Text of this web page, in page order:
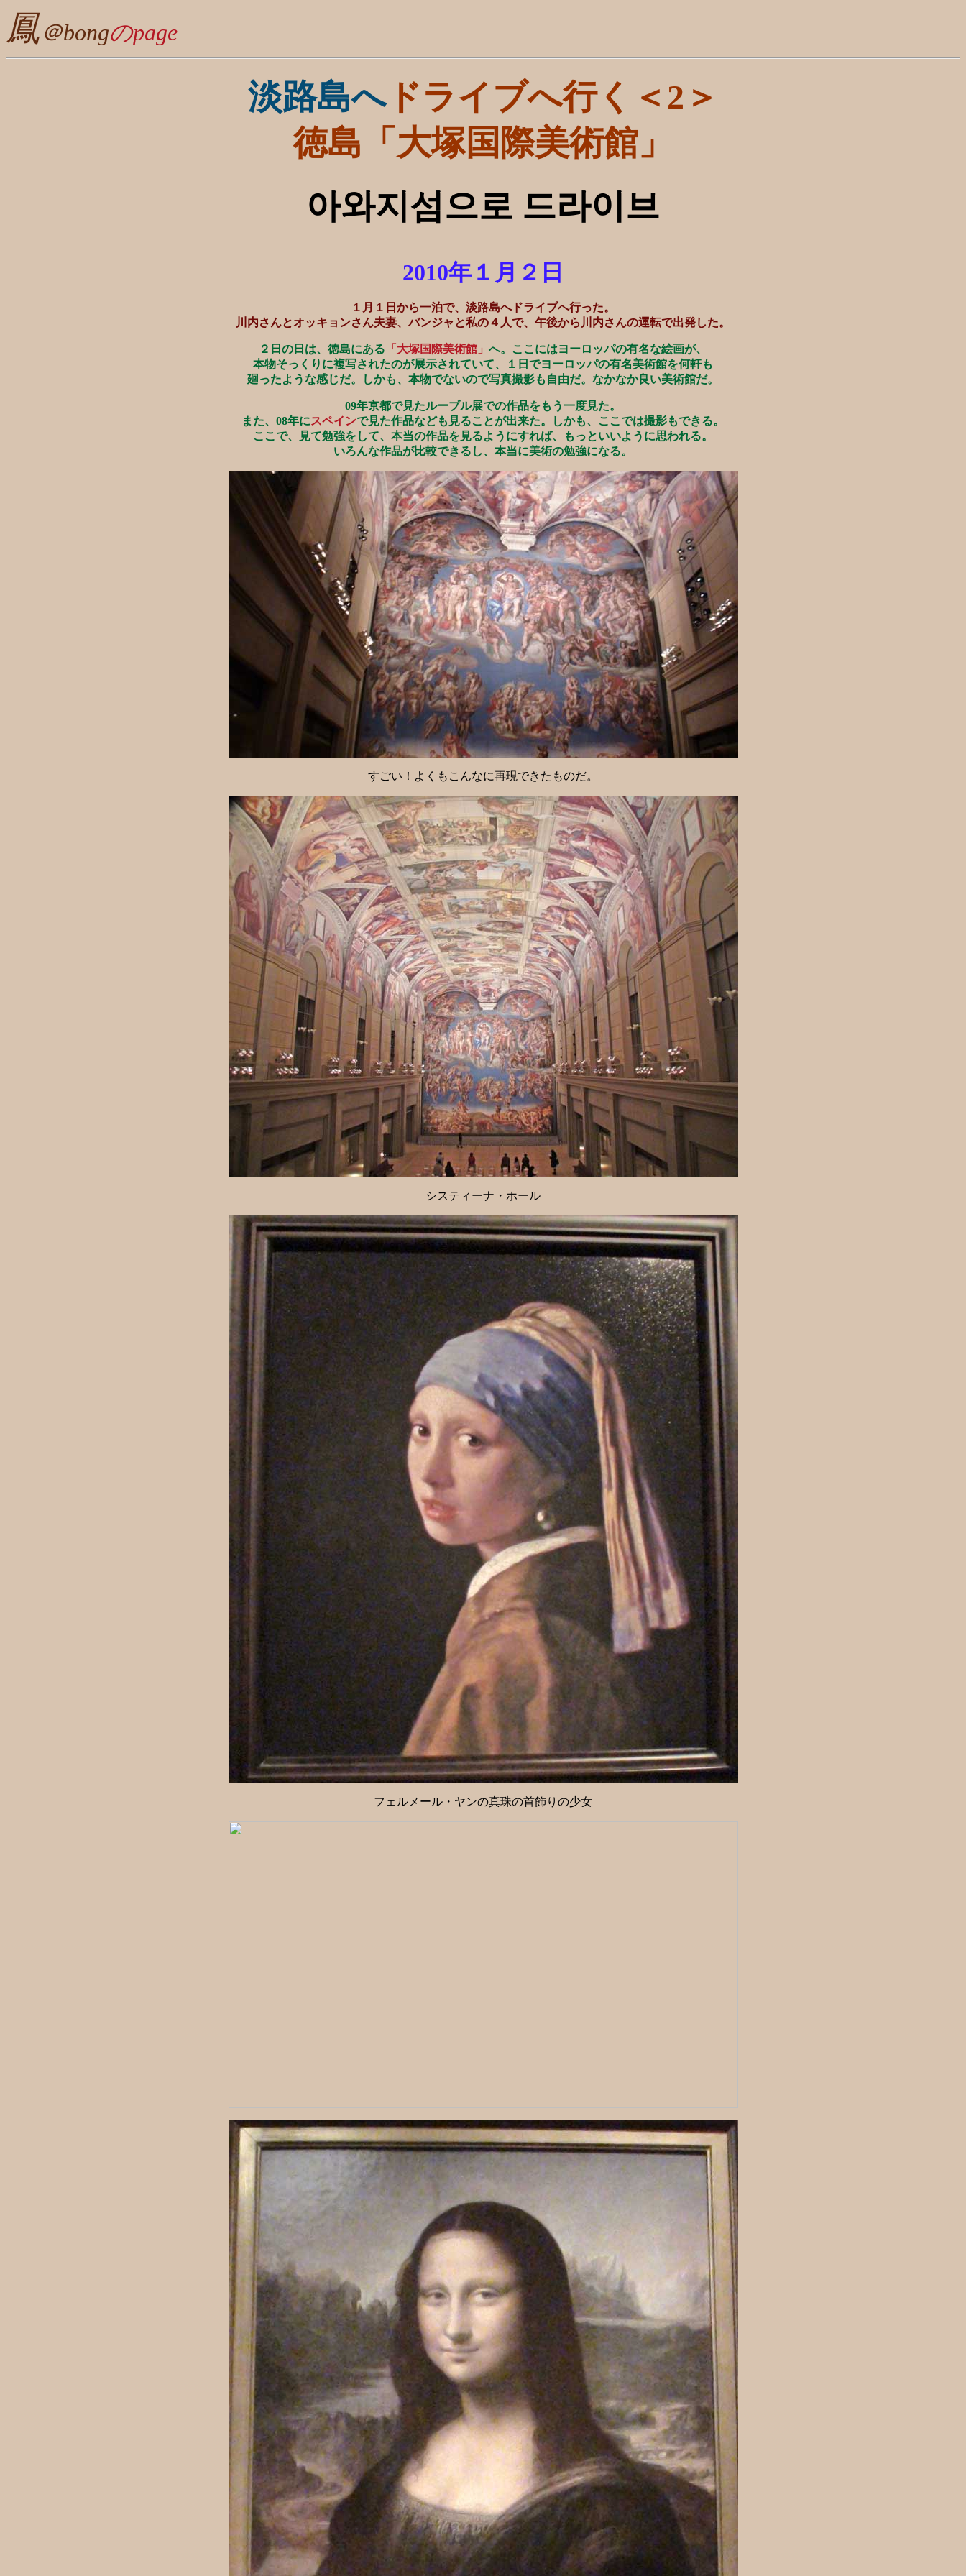
鳳＠bongのpage
淡路島へドライブへ行く＜2＞
徳島「大塚国際美術館」
아와지섬으로 드라이브
2010年１月２日
１月１日から一泊で、淡路島へドライブへ行った。
川内さんとオッキョンさん夫妻、バンジャと私の４人で、午後から川内さんの運転で出発した。
２日の日は、徳島にある 「大塚国際美術館」 へ。ここにはヨーロッパの有名な絵画が、
本物そっくりに複写されたのが展示されていて、１日でヨーロッパの有名美術館を何軒も
廻ったような感じだ。しかも、本物でないので写真撮影も自由だ。なかなか良い美術館だ。
09年京都で見たルーブル展での作品をもう一度見た。
また、08年にスペインで見た作品なども見ることが出来た。しかも、ここでは撮影もできる。
ここで、見て勉強をして、本当の作品を見るようにすれば、もっといいように思われる。
いろんな作品が比較できるし、本当に美術の勉強になる。
すごい！よくもこんなに再現できたものだ。
システィーナ・ホール
フェルメール・ヤンの真珠の首飾りの少女